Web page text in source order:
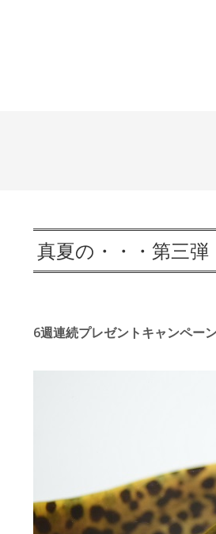
真夏の・・・第三弾
6週連続プレゼントキャンペー